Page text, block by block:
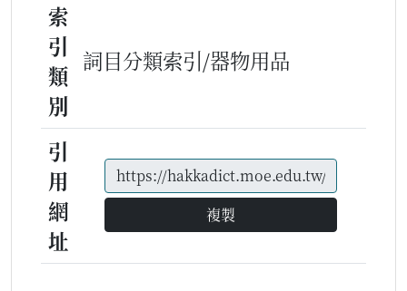
索
引
類
別
詞目分類索引/器物用品
引
用
網
址
複製